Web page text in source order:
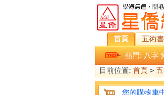
首頁 五術
熱門: 八字
目前位置: 首頁 >
您的購物車